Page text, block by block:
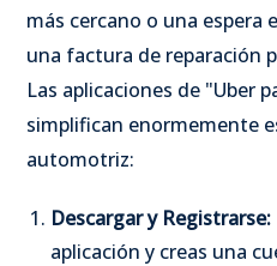
más cercano o una espera
una factura de reparación
Las aplicaciones de "Uber
simplifican enormemente
automotriz:
Descargar y Registrarse:
aplicación y creas una